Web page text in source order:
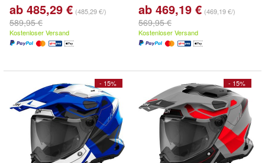
ab 485,29 € (485,29 €/)
589,95 €
Kostenloser Versand
ab 469,19 € (469,19 €/)
569,95 €
Kostenloser Versand
- 15% - 15%